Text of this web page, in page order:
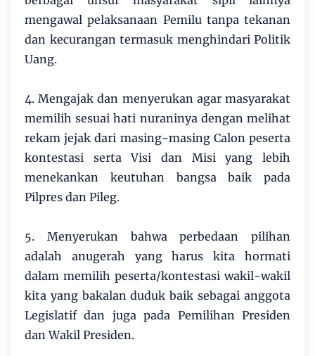
mengawal pelaksanaan Pemilu tanpa tekanan
dan kecurangan termasuk menghindari Politik
Uang.
4. Mengajak dan menyerukan agar masyarakat
memilih sesuai hati nuraninya dengan melihat
rekam jejak dari masing-masing Calon peserta
kontestasi serta Visi dan Misi yang lebih
menekankan keutuhan bangsa baik pada
Pilpres dan Pileg.
5. Menyerukan bahwa perbedaan pilihan
adalah anugerah yang harus kita hormati
dalam memilih peserta/kontestasi wakil-wakil
kita yang bakalan duduk baik sebagai anggota
Legislatif dan juga pada Pemilihan Presiden
dan Wakil Presiden.